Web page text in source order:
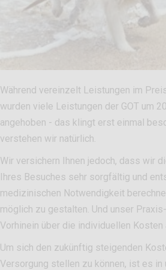
Während vereinzelt Leistungen im
wurden viele Leistungen der GOT um
angehoben - das klingt erst einmal
verstehen wir natürlich.
Wir versichern Ihnen jedoch, dass wir
Ihres Besuches sehr sorgfältig und
medizinischen Notwendigkeit
möglich zu gestalten. Und unser
Vorhinein über die individuellen Kosten
Um sich den zukünftig steigenden
Versorgung stellen zu können, ist es in